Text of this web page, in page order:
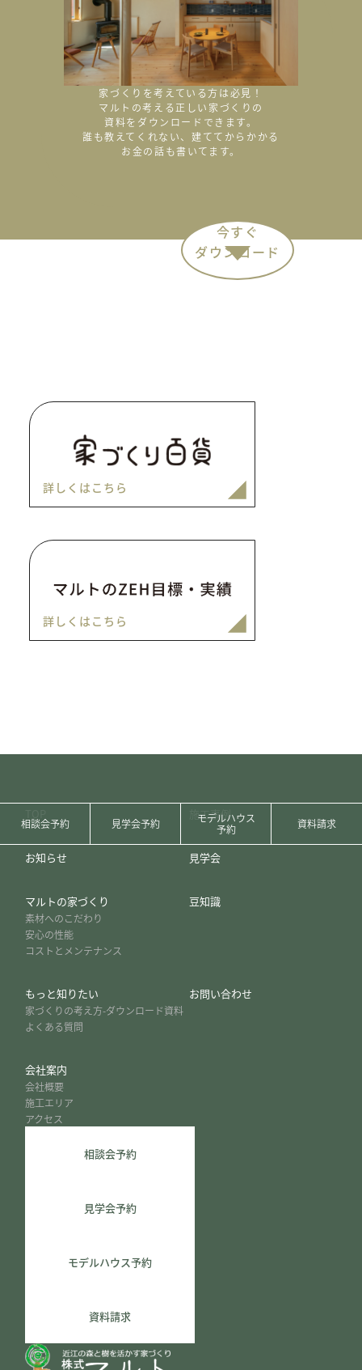
家づくりを考えている方は必見！
マルトの考える正しい家づくりの
資料をダウンロードできます。
誰も教えてくれない、建ててからかかる
お金の話も書いてます。
今すぐ
ダウンロード
詳しくはこちら
詳しくはこちら
相談会予約 見学会予約
モデルハウス
予約
資料請求
相談会予約
見学会予約
モデルハウス予約
資料請求
お知らせ
マルトの家づくり
素材へのこだわり
安心の性能
コストとメンテナンス
もっと知りたい
家づくりの考え方-ダウンロード資料
よくある質問
施工事例
見学会
豆知識
会社案内
会社概要
施工エリア
アクセス
お問い合わせ